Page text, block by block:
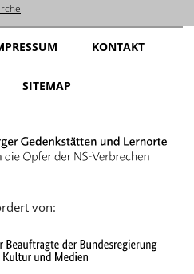
KONTAKT
SITEMAP
von: